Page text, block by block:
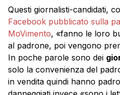
Questi giornalisti-candidati,
Facebook pubblicato sulla
MoVimento, «fanno le loro
al padrone, poi vengono
In poche parole sono dei
solo la convenienza del
in vendita quindi hanno